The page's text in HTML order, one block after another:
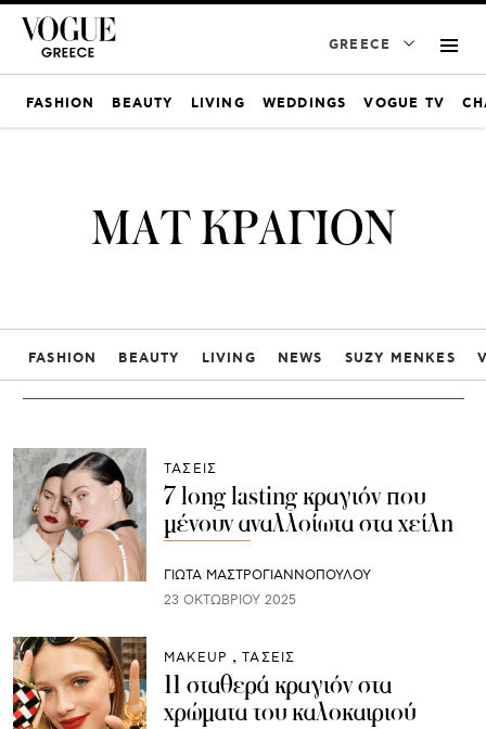
GREECE
FASHION BEAUTY LIVING WEDDINGS VOGUE TV
ΜΑΤ ΚΡΑΓΙΟΝ
FASHION BEAUTY LIVING NEWS SUZY MENKES
ΤΑΣΕΙΣ
7 long lasting κραγιόν που
μένουν αναλλοίωτα στα χείλη
ΓΙΩΤΑ ΜΑΣΤΡΟΓΙΑΝΝΟΠΟΥΛΟΥ
23 ΟΚΤΩΒΡΊΟΥ 2025
ΜAKEUP ΤΑΣΕΙΣ
11 σταθερά κραγιόν στα
χρώματα του καλοκαιριού